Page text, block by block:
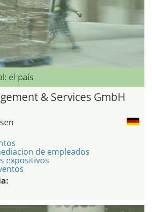
el país
& Services GmbH
de empleados
expositivos